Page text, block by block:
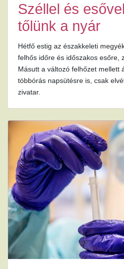
Széllel és
tőlünk a nyár
Hétfő estig az északkeleti
felhős időre és időszakos esőre,
Másutt a változó felhőzet mellett
többórás napsütésre is, csak
zivatar.